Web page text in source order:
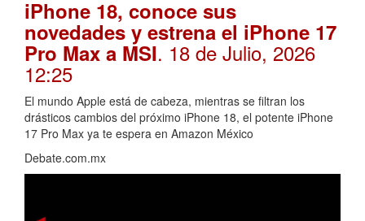
iPhone 18, conoce sus
novedades y estrena el iPhone 17
Pro Max a MSI. 18 de Julio, 2026
12:25
El mundo Apple está de cabeza, mientras se filtran los
drásticos cambios del próximo iPhone 18, el potente iPhone
17 Pro Max ya te espera en Amazon México
Debate.com.mx